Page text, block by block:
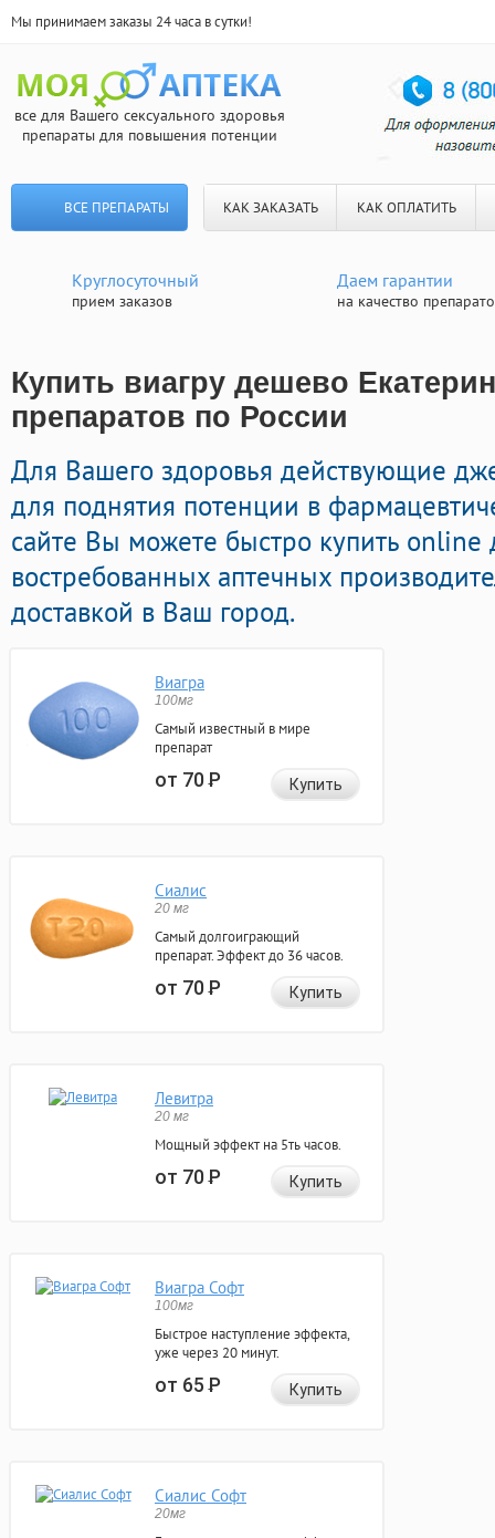
Мы принимаем заказы 24 часа в сутки!
все для Вашего сексуального здоровья
препараты для повышения потенции
ВСЕ ПРЕПАРАТЫ КАК ЗАКАЗАТЬ КАК ОПЛАТИТЬ
Круглосуточный
прием заказов
Даем гарантии
на качество
Купить виагру дешево
препаратов по России
Для Вашего здоровья действующие
для поднятия потенции в
сайте Вы можете быстро купить
востребованных аптечных
доставкой в Ваш город.
Виагра
100мг
Самый известный в мире
препарат
от 70Р Купить
Сиалис
20 мг
Самый долгоиграющий
препарат. Эффект до 36 часов.
от 70Р Купить
Левитра
20 мг
Мощный эффект на 5ть часов.
от 70Р Купить
Виагра Софт
100мг
Быстрое наступление эффекта,
уже через 20 минут.
от 65Р Купить
Сиалис Софт
20мг